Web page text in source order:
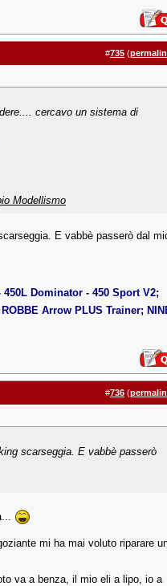
#735 (
cercavo un sistema di
Modellismo
E vabbè passerò dal
450L Dominator - 450 Sport V2;
Arrow PLUS Trainer;
#736 (
scarseggia. E vabbè passerò
mi ha mai voluto riparare
va a benza, il mio eli a lipo, io a